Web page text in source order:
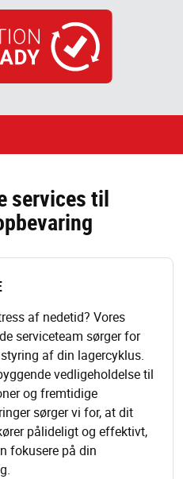
services til
af nedetid? Vores
serviceteam sørger for
af din lagercyklus.
vedligeholdelse til
og fremtidige
sørger vi for, at dit
pålideligt og effektivt,
fokusere på din